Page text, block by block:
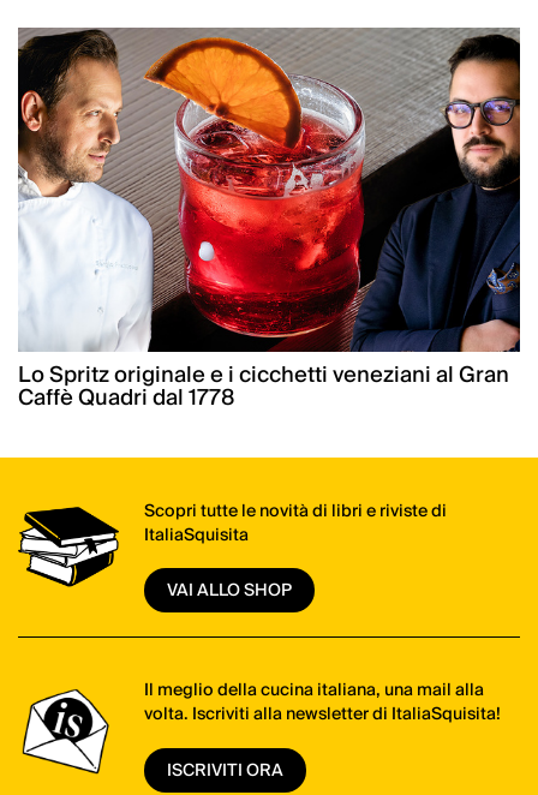
Lo Spritz originale e i cicchetti veneziani al Gran
Caffè Quadri dal 1778
Scopri tutte le novità di libri e riviste di
ItaliaSquisita
VAI ALLO SHOP
Il meglio della cucina italiana, una mail alla
volta. Iscriviti alla newsletter di ItaliaSquisita!
ISCRIVITI ORA